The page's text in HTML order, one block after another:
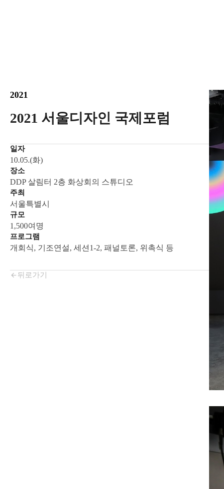
2021
2021 서울디자인 국제포럼
일자
10.05.(화)
장소
DDP 살림터 2층 화상회의 스튜디오
주최
서울특별시
규모
1,500여명
프로그램
개회식, 기조연설, 세션1-2, 패널토론, 위촉식 등
뒤로가기